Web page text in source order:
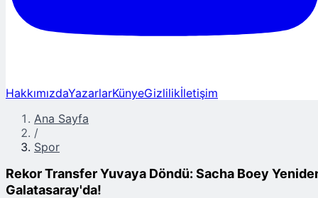
HakkımızdaYazarlarKünyeGizlilikİletişim
Ana Sayfa
/
Spor
Rekor Transfer Yuvaya Döndü: Sacha Boey
Galatasaray'da!